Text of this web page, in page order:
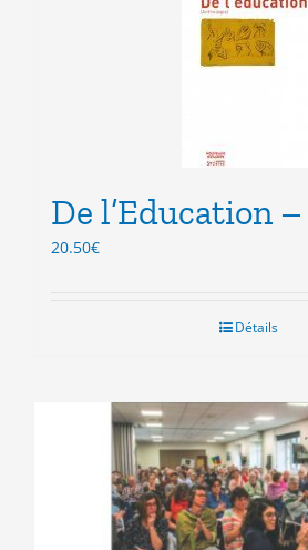
De l’Education
20.50€
Détails